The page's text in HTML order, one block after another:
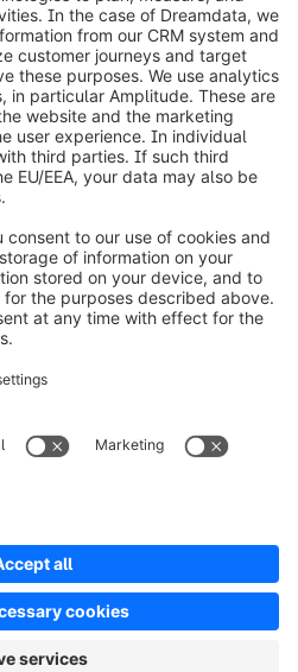
PrivacyLegal notice
AG - All rights reserved